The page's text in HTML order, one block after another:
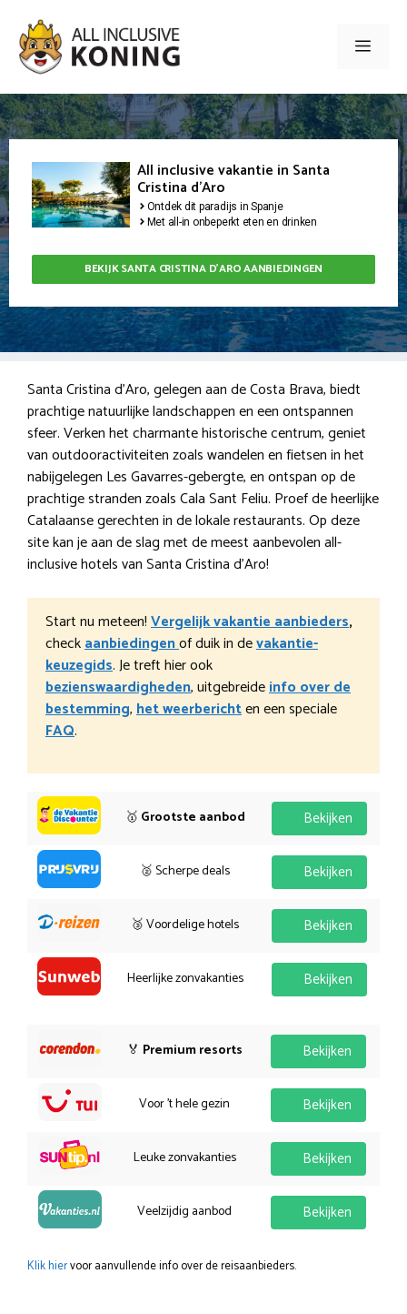
naar
inhoud
Menu
All inclusive vakantie in Santa
Cristina d'Aro
Ontdek dit paradijs in Spanje
Met all-in onbeperkt eten en drinken
BEKIJK SANTA CRISTINA D'ARO AANBIEDINGEN
Santa Cristina d’Aro, gelegen aan de Costa Brava, biedt
prachtige natuurlijke landschappen en een ontspannen
sfeer. Verken het charmante historische centrum, geniet
van outdooractiviteiten zoals wandelen en fietsen in het
nabijgelegen Les Gavarres-gebergte, en ontspan op de
prachtige stranden zoals Cala Sant Feliu. Proef de heerlijke
Catalaanse gerechten in de lokale restaurants. Op deze
site kan je aan de slag met de meest aanbevolen all-
inclusive hotels van Santa Cristina d’Aro!
Start nu meteen!Vergelijk vakantie aanbieders,
checkaanbiedingenof duik in devakantie-
keuzegids. Je treft hier ook
bezienswaardigheden, uitgebreideinfo over de
bestemming,het weerberichten een speciale
FAQ.
🥇 Grootste aanbod Bekijken
🥈 Scherpe deals Bekijken
🥉 Voordelige hotels Bekijken
Heerlijke zonvakanties Bekijken
🏅 Premium resorts Bekijken
Voor 't hele gezin Bekijken
Leuke zonvakanties Bekijken
Veelzijdig aanbod Bekijken
Klik hiervoor aanvullende info over de reisaanbieders.